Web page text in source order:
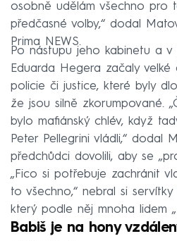
osobně udělám všechno pro
předčasné volby,“ dodal
Prima NEWS.
Po nástupu jeho kabinetu a v
Eduarda Hegera začaly velké
policie či justice, které byly
že jsou silně zkorumpované.
bylo mafiánský chlév, když
Peter Pellegrini vládli,“ dodal
předchůdci dovolili, aby se
„Fico si potřebuje zachránit
to všechno,“ nebral si
který podle něj mnoha lidem
Babiš je na hony